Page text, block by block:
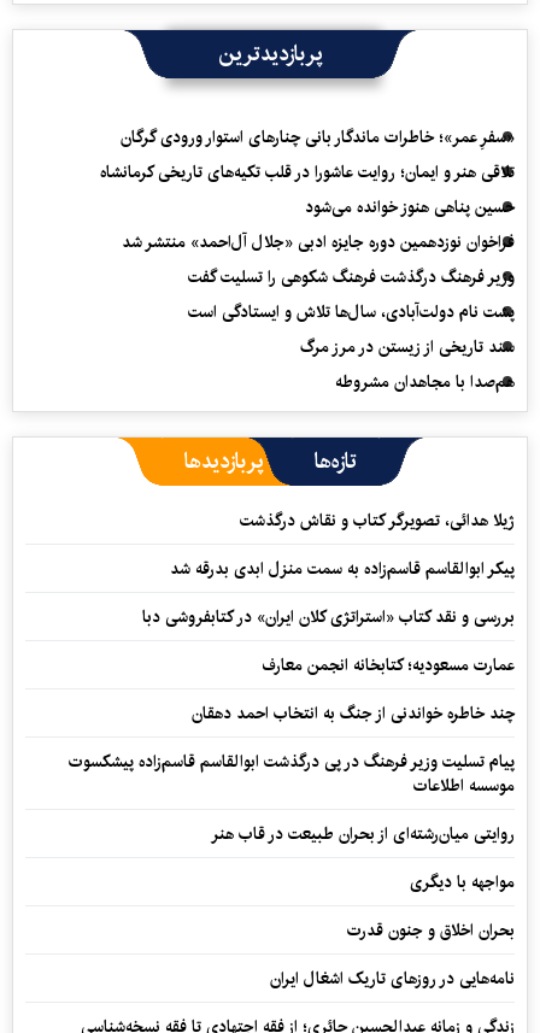
پربازدیدترین
«سفرِ عمر»؛ خاطرات ماندگار بانی چنارهای استوار ورودی گرگان
تلاقی هنر و ایمان؛ روایت عاشورا در قلب تکیه‌های تاریخی کرمانشاه
حسین پناهی هنوز خوانده می‌شود
فراخوان نوزدهمین دوره جایزه ادبی «جلال آل‌احمد» منتشر شد
وزیر فرهنگ درگذشت فرهنگ شکوهی را تسلیت گفت
پشت نام دولت‌آبادی، سال‌ها تلاش و ایستادگی است
سند تاریخی از زیستن در مرز مرگ
هم‌صدا با مجاهدان مشروطه
تازه‌ها پربازدیدها
ژیلا هدائی، تصویرگر کتاب و نقاش درگذشت
پیکر ابوالقاسم قاسم‌زاده به سمت منزل ابدی بدرقه شد
بررسی و نقد کتاب «استراتژی کلان ایران» در کتابفروشی دبا
عمارت مسعودیه؛ کتابخانه انجمن معارف
چند خاطره خواندنی از جنگ به انتخاب احمد دهقان
پیام تسلیت وزیر فرهنگ در پی درگذشت ابوالقاسم قاسم‌زاده پیشکسوت
موسسه اطلاعات
روایتی میان‌رشته‌ای از بحران طبیعت در قاب هنر
مواجهه با دیگری
بحران اخلاق و جنون قدرت
نامه‌هایی در روزهای تاریک اشغال ایران
زندگی و زمانه عبدالحسین حائری؛ از فقهِ اجتهادی تا فقهِ نسخه‌شناسی